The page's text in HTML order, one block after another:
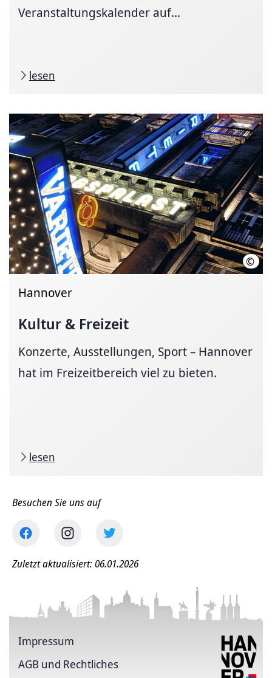
Veranstaltungskalender auf...
lesen
©
Hannover
Kultur & Freizeit
Konzerte, Ausstellungen, Sport – Hannover
hat im Freizeitbereich viel zu bieten.
lesen
Besuchen Sie uns auf
Zuletzt aktualisiert: 06.01.2026
Impressum
AGB und Rechtliches